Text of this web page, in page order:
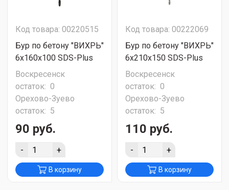
Код товара: 00220515
Бур по бетону "ВИХРЬ"
6x160x100 SDS-Plus
Воскресенск
остаток: 0
Орехово-Зуево
остаток: 5
90 руб.
- +
В корзину
Код товара: 00222069
Бур по бетону "ВИХРЬ"
6x210x150 SDS-Plus
Воскресенск
остаток: 0
Орехово-Зуево
остаток: 5
110 руб.
- +
В корзину